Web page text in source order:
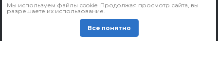
ПОЛИТИКА КОНФИДЕНЦИАЛЬНОСТИ
Мы используем файлы сookie. Продолжая просмотр сайта, вы
разрешаете их использование.
Все понятно